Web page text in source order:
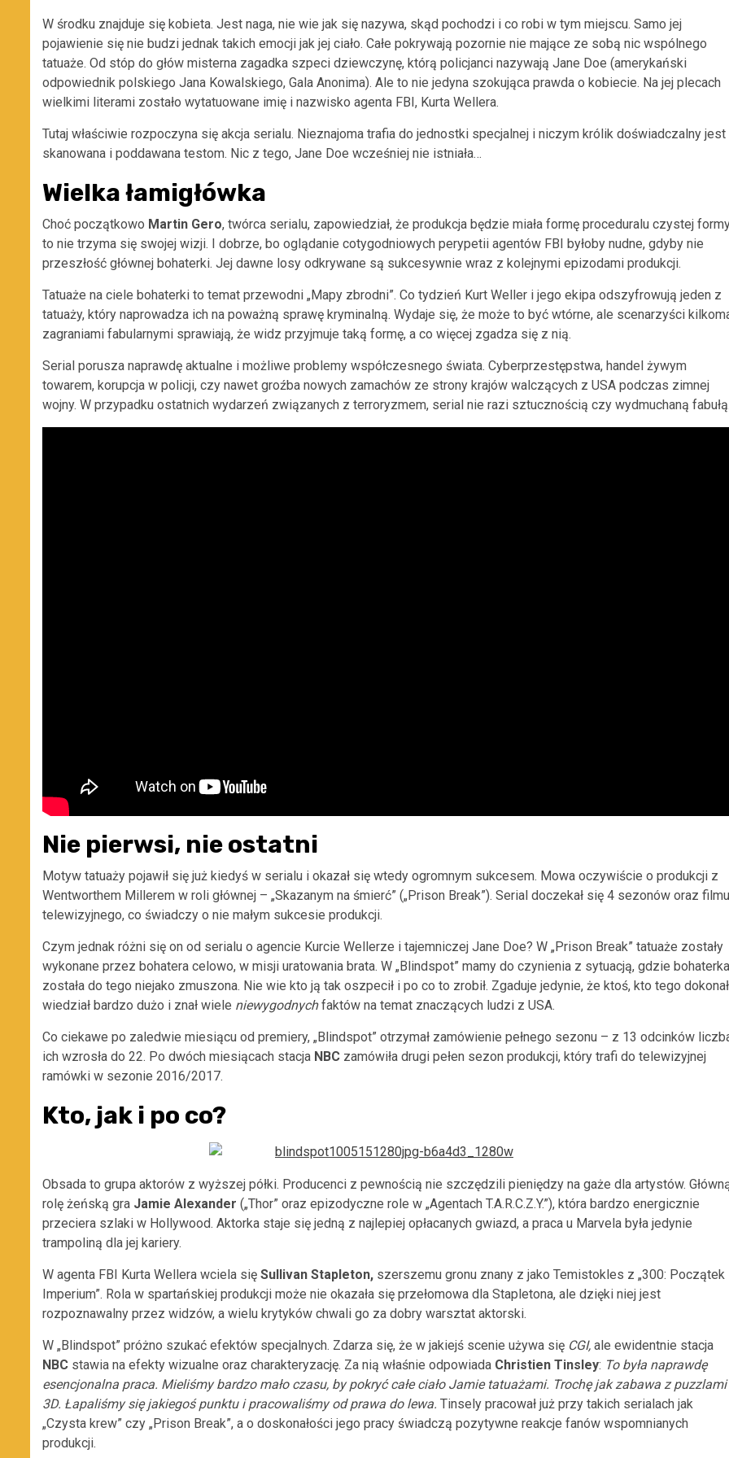
W środku znajduje się kobieta. Jest naga, nie wie jak się nazywa, skąd pochodzi i co robi w tym miejscu. Samo jej
pojawienie się nie budzi jednak takich emocji jak jej ciało. Całe pokrywają pozornie nie mające ze sobą nic wspólnego
tatuaże. Od stóp do głów misterna zagadka szpeci dziewczynę, którą policjanci nazywają Jane Doe (amerykański
odpowiednik polskiego Jana Kowalskiego, Gala Anonima). Ale to nie jedyna szokująca prawda o kobiecie. Na jej plecach
wielkimi literami zostało wytatuowane imię i nazwisko agenta FBI, Kurta Wellera.
Tutaj właściwie rozpoczyna się akcja serialu. Nieznajoma trafia do jednostki specjalnej i niczym królik doświadczalny jest
skanowana i poddawana testom. Nic z tego, Jane Doe wcześniej nie istniała…
Wielka łamigłówka
Choć początkowo Martin Gero, twórca serialu, zapowiedział, że produkcja będzie miała formę proceduralu czystej
to nie trzyma się swojej wizji. I dobrze, bo oglądanie cotygodniowych perypetii agentów FBI byłoby nudne, gdyby nie
przeszłość głównej bohaterki. Jej dawne losy odkrywane są sukcesywnie wraz z kolejnymi epizodami produkcji.
Tatuaże na ciele bohaterki to temat przewodni „Mapy zbrodni”. Co tydzień Kurt Weller i jego ekipa odszyfrowują jeden z
tatuaży, który naprowadza ich na poważną sprawę kryminalną. Wydaje się, że może to być wtórne, ale scenarzyści
zagraniami fabularnymi sprawiają, że widz przyjmuje taką formę, a co więcej zgadza się z nią.
Serial porusza naprawdę aktualne i możliwe problemy współczesnego świata. Cyberprzestępstwa, handel żywym
towarem, korupcja w policji, czy nawet groźba nowych zamachów ze strony krajów walczących z USA podczas zimnej
wojny. W przypadku ostatnich wydarzeń związanych z terroryzmem, serial nie razi sztucznością czy wydmuchaną
Nie pierwsi, nie ostatni
Motyw tatuaży pojawił się już kiedyś w serialu i okazał się wtedy ogromnym sukcesem. Mowa oczywiście o produkcji z
Wentworthem Millerem w roli głównej – „Skazanym na śmierć” („Prison Break”). Serial doczekał się 4 sezonów oraz filmu
telewizyjnego, co świadczy o nie małym sukcesie produkcji.
Czym jednak różni się on od serialu o agencie Kurcie Wellerze i tajemniczej Jane Doe? W „Prison Break” tatuaże zostały
wykonane przez bohatera celowo, w misji uratowania brata. W „Blindspot” mamy do czynienia z sytuacją, gdzie bohaterka
została do tego niejako zmuszona. Nie wie kto ją tak oszpecił i po co to zrobił. Zgaduje jedynie, że ktoś, kto tego dokonał
wiedział bardzo dużo i znał wiele niewygodnychfaktów na temat znaczących ludzi z USA.
Co ciekawe po zaledwie miesiącu od premiery, „Blindspot” otrzymał zamówienie pełnego sezonu – z 13 odcinków
ich wzrosła do 22. Po dwóch miesiącach stacja NBC zamówiła drugi pełen sezon produkcji, który trafi do telewizyjnej
ramówki w sezonie 2016/2017.
Kto, jak i po co?
Obsada to grupa aktorów z wyższej półki. Producenci z pewnością nie szczędzili pieniędzy na gaże dla artystów.
rolę żeńską gra Jamie Alexander („Thor” oraz epizodyczne role w „Agentach T.A.R.C.Z.Y.”), która bardzo energicznie
przeciera szlaki w Hollywood. Aktorka staje się jedną z najlepiej opłacanych gwiazd, a praca u Marvela była jedynie
trampoliną dla jej kariery.
W agenta FBI Kurta Wellera wciela się Sullivan Stapleton, szerszemu gronu znany z jako Temistokles z „300: Początek
Imperium”. Rola w spartańskiej produkcji może nie okazała się przełomowa dla Stapletona, ale dzięki niej jest
rozpoznawalny przez widzów, a wielu krytyków chwali go za dobry warsztat aktorski.
W „Blindspot” próżno szukać efektów specjalnych. Zdarza się, że w jakiejś scenie używa się CGI, ale ewidentnie stacja
NBC stawia na efekty wizualne oraz charakteryzację. Za nią właśnie odpowiada Christien Tinsley: To była naprawdę
esencjonalna praca. Mieliśmy bardzo mało czasu, by pokryć całe ciało Jamie tatuażami. Trochę jak zabawa z puzzlami
3D. Łapaliśmy się jakiegoś punktu i pracowaliśmy od prawa do lewa. Tinsely pracował już przy takich serialach jak
„Czysta krew” czy „Prison Break”, a o doskonałości jego pracy świadczą pozytywne reakcje fanów wspomnianych
produkcji.